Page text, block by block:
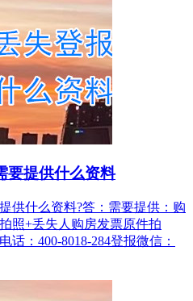
要提供什么资料
供什么资料?答：需要提供：购
照+丢失人购房发票原件拍
话：400-8018-284登报微信：